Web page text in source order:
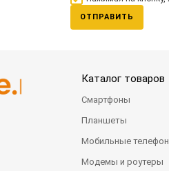
ОТПРАВИТЬ
Каталог товаров
Смартфоны
Планшеты
Мобильные
Модемы и роутеры